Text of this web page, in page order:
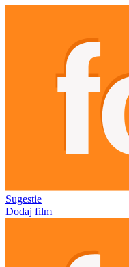
Sugestie
Dodaj film